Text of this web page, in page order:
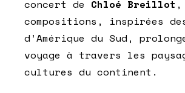
concert de Chloé Breillot ,
compositions, inspirées
d’Amérique du Sud,
voyage à travers les
cultures du continent.